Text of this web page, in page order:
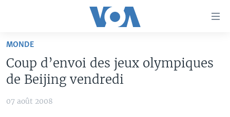
Retour
navigation
AFRIQUE
TV
MONDE
Coup d’envoi des jeux olympiques
de Beijing vendredi
07 août 2008